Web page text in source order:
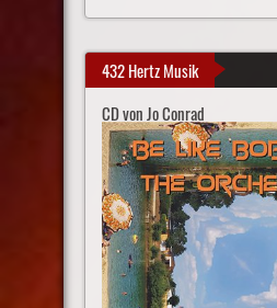
432 Hertz Musik
CD von Jo Conrad